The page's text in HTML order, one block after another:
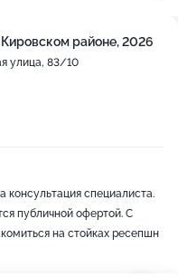
районе, 2026
улица, 83/10
консультация специалиста.
публичной офертой. С
на стойках ресепшн